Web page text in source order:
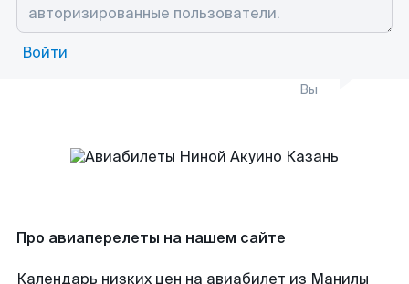
Войти
Вы
Про авиаперелеты на нашем сайте
Календарь низких цен на авиабилет из Манилы